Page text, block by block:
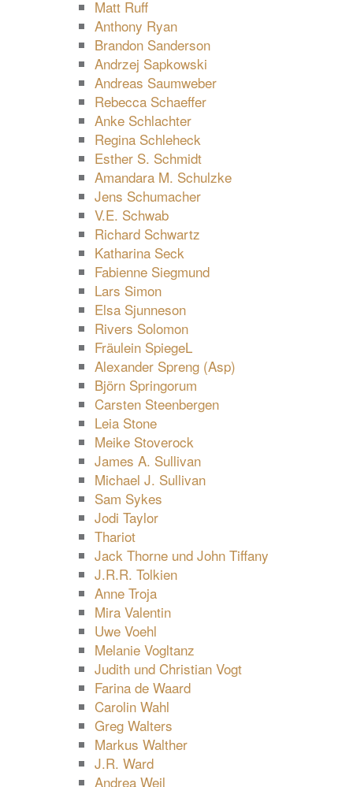
Matt Ruff
Anthony Ryan
Brandon Sanderson
Andrzej Sapkowski
Andreas Saumweber
Rebecca Schaeffer
Anke Schlachter
Regina Schleheck
Esther S. Schmidt
Amandara M. Schulzke
Jens Schumacher
V.E. Schwab
Richard Schwartz
Katharina Seck
Fabienne Siegmund
Lars Simon
Elsa Sjunneson
Rivers Solomon
Fräulein SpiegeL
Alexander Spreng (Asp)
Björn Springorum
Carsten Steenbergen
Leia Stone
Meike Stoverock
James A. Sullivan
Michael J. Sullivan
Sam Sykes
Jodi Taylor
Thariot
Jack Thorne und John Tiffany
J.R.R. Tolkien
Anne Troja
Mira Valentin
Uwe Voehl
Melanie Vogltanz
Judith und Christian Vogt
Farina de Waard
Carolin Wahl
Greg Walters
Markus Walther
J.R. Ward
Andrea Weil